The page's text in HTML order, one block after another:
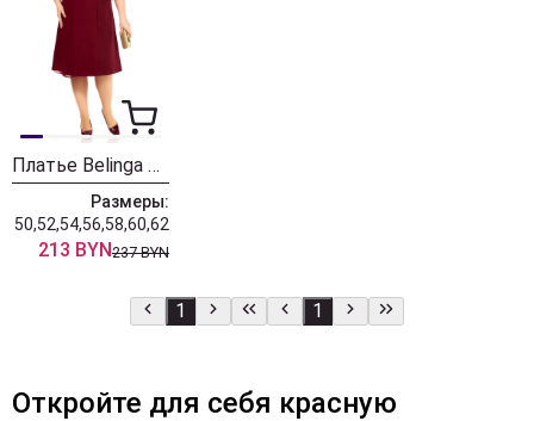
Платье Belinga 1237
Размеры:
50,52,54,56,58,60,62
213 BYN237 BYN
1 1
Откройте для себя красную